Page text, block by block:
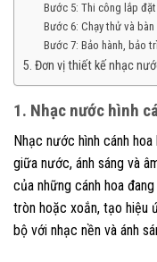
Bước 5: Thi công lắp đặt
Bước 6: Chạy thử và bàn
Bước 7: Bảo hành, bảo
5. Đơn vị thiết kế nhạc
1. Nhạc nước hình
Nhạc nước hình cánh
giữa nước, ánh sáng và
của những cánh hoa
tròn hoặc xoắn, tạo hiệu
bộ với nhạc nền và ánh